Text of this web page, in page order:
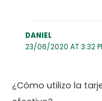
DANIEL
23/06/2020 AT 3:32
¿Cómo utilizo la